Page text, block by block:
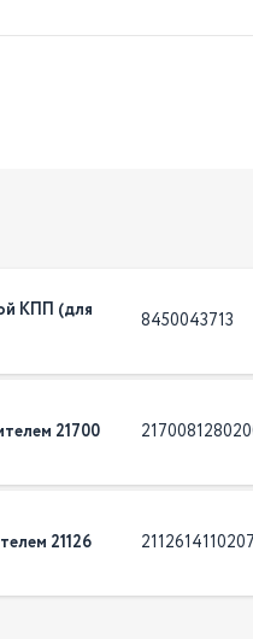
КПП (для
8450043713
21700
21126